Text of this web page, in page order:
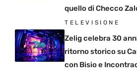
quello di Checco
TELEVISIONE
Zelig celebra 30
ritorno storico su
con Bisio e